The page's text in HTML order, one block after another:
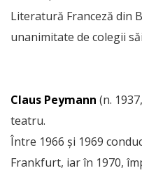
Literatură Franceză din
unanimitate de colegii
Claus Peymann (n.
teatru.
Între 1966 și 1969
Frankfurt, iar în 1970,